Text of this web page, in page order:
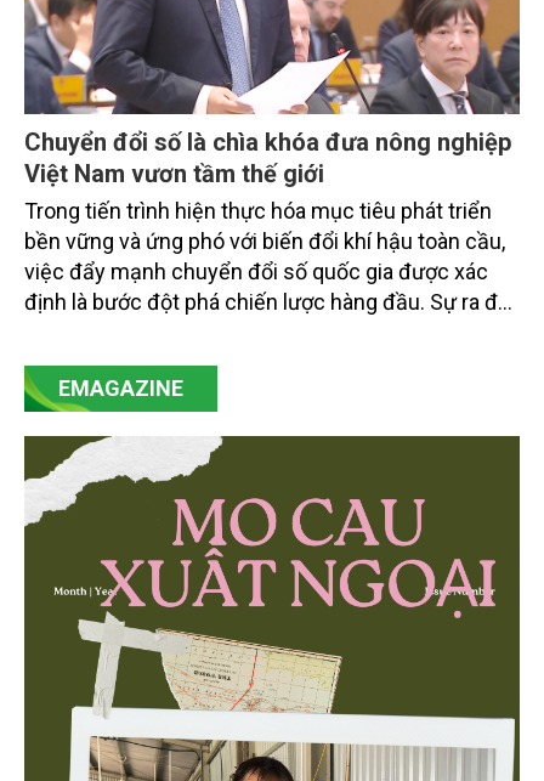
Chuyển đổi số là chìa khóa đưa nông nghiệp
Việt Nam vươn tầm thế giới
Trong tiến trình hiện thực hóa mục tiêu phát triển
bền vững và ứng phó với biến đổi khí hậu toàn cầu,
việc đẩy mạnh chuyển đổi số quốc gia được xác
định là bước đột phá chiến lược hàng đầu. Sự ra đời
mạnh mẽ, thúc đẩy quá trình cải cách toàn diện,
minh bạch hóa chuỗi cung ứng và nâng cao hiệu
then chốt là nông nghiệp và môi trường.
EMAGAZINE